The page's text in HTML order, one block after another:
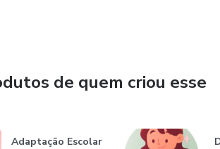
de quem criou esse
Adaptação Escolar